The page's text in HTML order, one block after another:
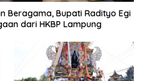
Beragama, Bupati Radityo Egi
dari HKBP Lampung